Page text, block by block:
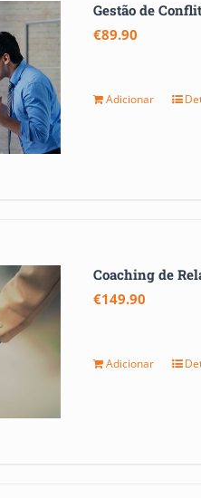
Gestão de
€89.90
Adicionar
Coaching de
€149.90
Adicionar